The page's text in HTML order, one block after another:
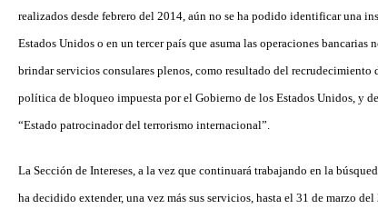
realizados desde febrero del 2014, aún no se ha podido identificar una
Estados Unidos o en un tercer país que asuma las operaciones
brindar servicios consulares plenos, como resultado del recrudecimiento
política de bloqueo impuesta por el Gobierno de los Estados Unidos, y
“Estado patrocinador del terrorismo internacional”.
La Sección de Intereses, a la vez que continuará trabajando en la
ha decidido extender, una vez más sus servicios, hasta el 31 de marzo